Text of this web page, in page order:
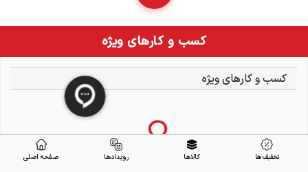
کسب و کارهای ویژه
کسب و کارهای ویژه
تخفیف ها کالاها رویدادها صفحه اصلی